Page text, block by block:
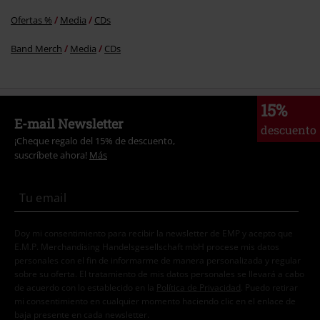
Ofertas % Media CDs
Band Merch Media CDs
15%
descuento
E-mail Newsletter
¡Cheque regalo del 15% de descuento,
suscríbete ahora! Más
Doy mi consentimiento para recibir la newsletter de EMP y acepto que
E.M.P. Merchandising Handelsgesellschaft mbH procese mis datos
personales con el fin de informarme de manera personalizada y regular
sobre su oferta. El tratamiento de mis datos personales se llevará a cabo
de acuerdo con lo establecido en la
Política de Privacidad . Puedo retirar
mi consentimiento en cualquier momento haciendo clic en el enlace de
baja presente en cada newsletter.